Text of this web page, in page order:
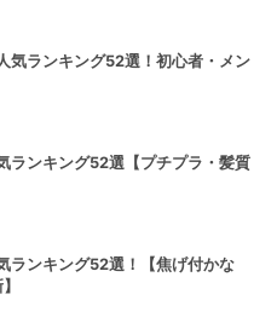
気ランキング52選！初心者・メン
ランキング52選【プチプラ・髪質
ランキング52選！【焦げ付かな